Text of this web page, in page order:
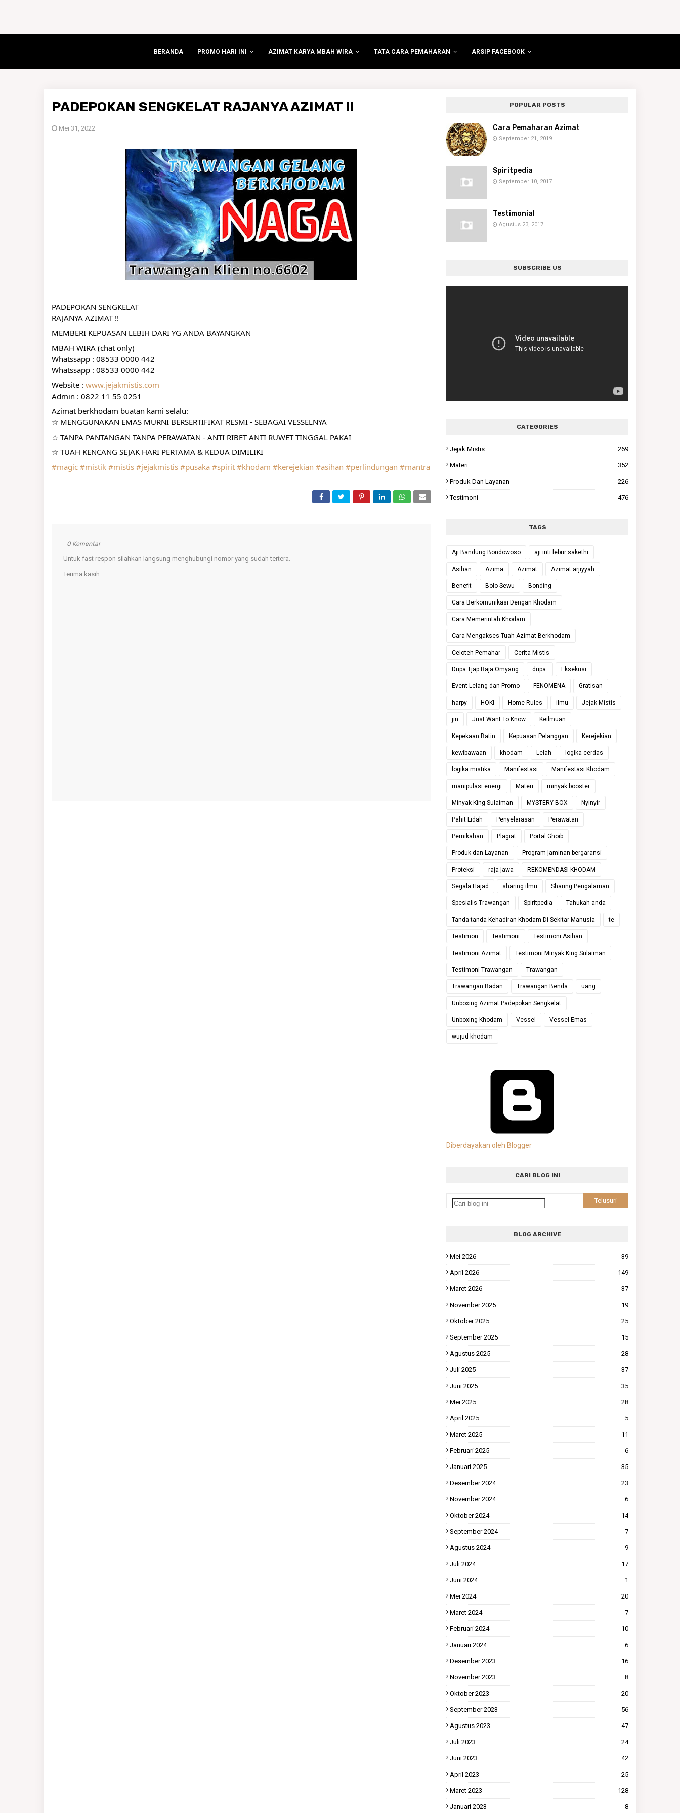
BERANDA PROMO HARI INI AZIMAT KARYA MBAH WIRA TATA CARA PEMAHARAN ARSIP FACEBOOK
PADEPOKAN SENGKELAT RAJANYA AZIMAT !!
Mei 31, 2022
PADEPOKAN SENGKELAT
RAJANYA AZIMAT !!
MEMBERI KEPUASAN LEBIH DARI YG ANDA BAYANGKAN
MBAH WIRA (chat only)
Whatssapp : 08533 0000 442
Whatssapp : 08533 0000 442
Website : www.jejakmistis.com
Admin : 0822 11 55 0251
Azimat berkhodam buatan kami selalu:
☆ MENGGUNAKAN EMAS MURNI BERSERTIFIKAT RESMI - SEBAGAI VESSELNYA
☆ TANPA PANTANGAN TANPA PERAWATAN - ANTI RIBET ANTI RUWET TINGGAL PAKAI
☆ TUAH KENCANG SEJAK HARI PERTAMA & KEDUA DIMILIKI
#magic #mistik #mistis #jejakmistis #pusaka #spirit #khodam #kerejekian #asihan #perlindungan #mantra
0 Komentar
Untuk fast respon silahkan langsung menghubungi nomor yang sudah tertera.
Terima kasih.
POPULAR POSTS
Cara Pemaharan Azimat
September 21, 2019
Spiritpedia
September 10, 2017
Testimonial
Agustus 23, 2017
SUBSCRIBE US
CATEGORIES
Jejak Mistis 269
Materi 352
Produk Dan Layanan 226
Testimoni 476
TAGS
Aji Bandung Bondowoso aji inti lebur sakethi
Asihan Azima Azimat Azimat arjiyyah
Benefit Bolo Sewu Bonding
Cara Berkomunikasi Dengan Khodam
Cara Memerintah Khodam
Cara Mengakses Tuah Azimat Berkhodam
Celoteh Pemahar Cerita Mistis
Dupa Tjap Raja Omyang dupa. Eksekusi
Event Lelang dan Promo FENOMENA Gratisan
harpy HOKI Home Rules ilmu Jejak Mistis
jin Just Want To Know Keilmuan
Kepekaan Batin Kepuasan Pelanggan Kerejekian
kewibawaan khodam Lelah logika cerdas
logika mistika Manifestasi Manifestasi Khodam
manipulasi energi Materi minyak booster
Minyak King Sulaiman MYSTERY BOX Nyinyir
Pahit Lidah Penyelarasan Perawatan
Pernikahan Plagiat Portal Ghoib
Produk dan Layanan Program jaminan bergaransi
Proteksi raja jawa REKOMENDASI KHODAM
Segala Hajad sharing ilmu Sharing Pengalaman
Spesialis Trawangan Spiritpedia Tahukah anda
Tanda-tanda Kehadiran Khodam Di Sekitar Manusia te
Testimon Testimoni Testimoni Asihan
Testimoni Azimat Testimoni Minyak King Sulaiman
Testimoni Trawangan Trawangan
Trawangan Badan Trawangan Benda uang
Unboxing Azimat Padepokan Sengkelat
Unboxing Khodam Vessel Vessel Emas
wujud khodam
Diberdayakan oleh Blogger
CARI BLOG INI
BLOG ARCHIVE
Mei 2026 39
April 2026 149
Maret 2026 37
November 2025 19
Oktober 2025 25
September 2025 15
Agustus 2025 28
Juli 2025 37
Juni 2025 35
Mei 2025 28
April 2025 5
Maret 2025 11
Februari 2025 6
Januari 2025 35
Desember 2024 23
November 2024 6
Oktober 2024 14
September 2024 7
Agustus 2024 9
Juli 2024 17
Juni 2024 1
Mei 2024 20
Maret 2024 7
Februari 2024 10
Januari 2024 6
Desember 2023 16
November 2023 8
Oktober 2023 20
September 2023 56
Agustus 2023 47
Juli 2023 24
Juni 2023 42
April 2023 25
Maret 2023 128
Januari 2023 8